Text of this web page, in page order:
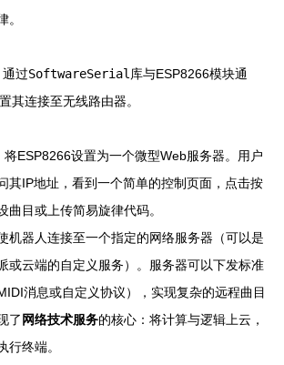
。
过SoftwareSerial 库与ESP8266模块通
其连接至无线路由器。
将ESP8266设置为一个微型Web服务器。用户
其IP地址，看到一个简单的控制页面，点击按
曲目或上传简易旋律代码。
机器人连接至一个指定的网络服务器（可以是
或云端的自定义服务）。服务器可以下发标准
消息或自定义协议），实现复杂的远程曲目
了 网络技术服务的核心：将计算与逻辑上云，
行终端。